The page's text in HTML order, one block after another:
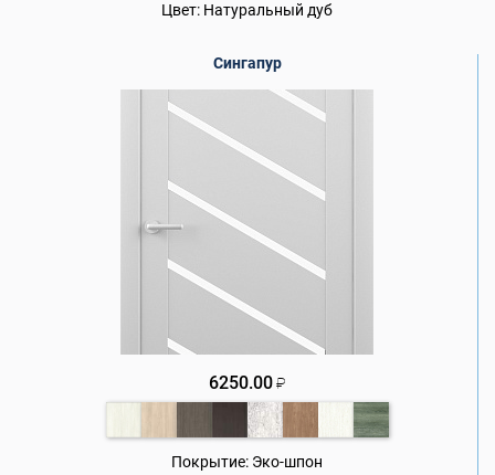
Цвет: Натуральный дуб
Сингапур
6250.00 ₽
Покрытие: Эко-шпон